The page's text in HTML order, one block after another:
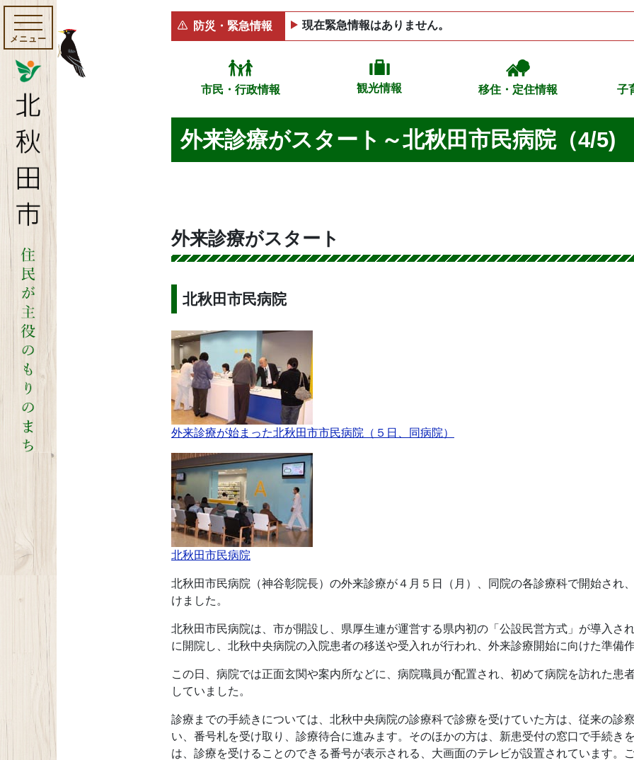
メニュー
防災・緊急情報 現在緊急情報はありません。
市民・行政情報 観光情報 移住・定住情報 子
外来診療がスタート～北秋田市民病院（4/5)
外来診療がスタート
北秋田市民病院
外来診療が始まった北秋田市市民病院（５日、同病院）
北秋田市民病院
北秋田市民病院（神谷彰院長）の外来診療が４月５日（月）、同院の各診療科で開始され
けました。
北秋田市民病院は、市が開設し、県厚生連が運営する県内初の「公設民営方式」が導入さ
に開院し、北秋中央病院の入院患者の移送や受入れが行われ、外来診療開始に向けた準備
この日、病院では正面玄関や案内所などに、病院職員が配置され、初めて病院を訪れた患
していました。
診療までの手続きについては、北秋中央病院の診療科で診療を受けていた方は、従来の診
い、番号札を受け取り、診療待合に進みます。そのほかの方は、新患受付の窓口で手続き
は、診療を受けることのできる番号が表示される、大画面のテレビが設置されています。